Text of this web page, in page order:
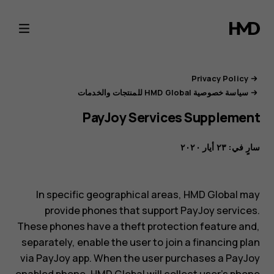
بوابة
خصوصية
HMD
Privacy Policy
سياسة خصوصية HMD Global للمنتجات والخدمات
PayJoy Services Supplement
سارٍ في: ٢٣ أيار ٢٠٢٠
In specific geographical areas, HMD Global may
provide phones that support PayJoy services.
These phones have a theft protection feature and,
separately, enable the user to join a financing plan
via PayJoy app. When the user purchases a PayJoy